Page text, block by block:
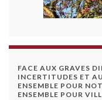
FACE AUX GRAVES
INCERTITUDES ET
ENSEMBLE POUR
ENSEMBLE POUR